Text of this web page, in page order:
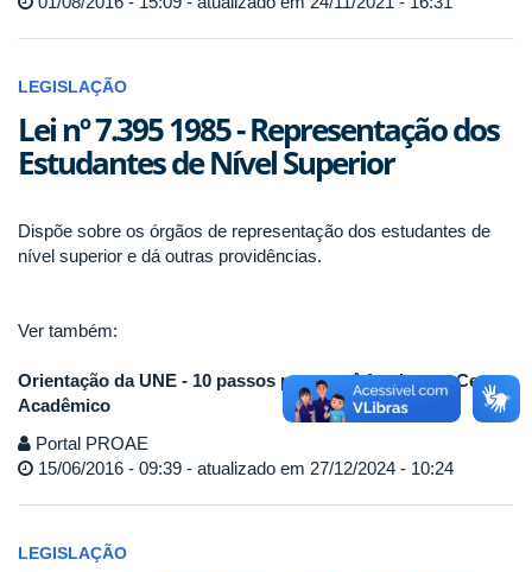
LEGISLAÇÃO
Lei nº 7.395 1985 - Representação dos
Estudantes de Nível Superior
Dispõe sobre os órgãos de representação dos estudantes de
nível superior e dá outras providências.
Ver também:
Orientação da UNE - 10 passos para você fundar um Centro
Acadêmico
Portal PROAE
15/06/2016 - 09:39 - atualizado em 27/12/2024 - 10:24
LEGISLAÇÃO